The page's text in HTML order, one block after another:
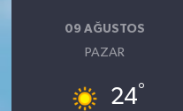
09 AĞUSTOS
PAZAR
24°